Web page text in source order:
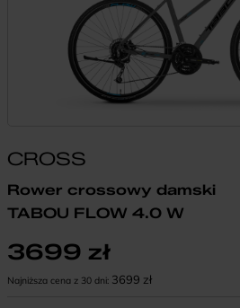
CROSS
Rower crossowy damski
TABOU FLOW 4.0 W
3699 zł
Najniższa cena z 30 dni: 3699 zł